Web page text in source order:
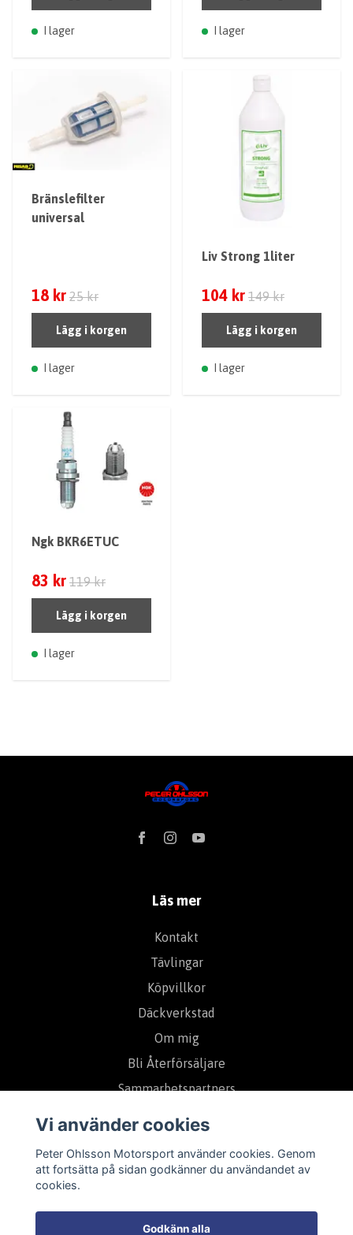
I lager I lager
Bränslefilter
universal
18 kr 25 kr
Lägg i korgen
I lager
Liv Strong 1liter
104 kr 149 kr
Lägg i korgen
I lager
Ngk BKR6ETUC
83 kr 119 kr
Lägg i korgen
I lager
Läs mer
Kontakt
Tävlingar
Köpvillkor
Däckverkstad
Om mig
Bli Återförsäljare
Sammarbetspartners
Prenumerera på vårt nyhetsbrev
Vi använder cookies
Peter Ohlsson Motorsport använder cookies. Genom
att fortsätta på sidan godkänner du användandet av
cookies.
Godkänn alla